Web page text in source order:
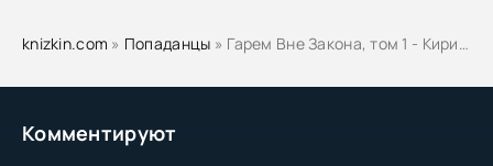
Комментируют
knizkin.com » Попаданцы » Гарем Вне Закона, том 1 - Кирилл Тесленок